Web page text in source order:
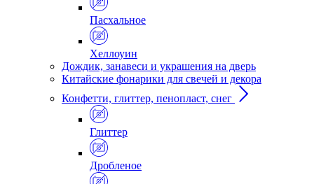
Пасхальное
Хеллоуин
Дождик, занавеси и украшения на дверь
Китайские фонарики для свечей и декора
Конфетти, глиттер, пенопласт, снег
Глиттер
Дробленое